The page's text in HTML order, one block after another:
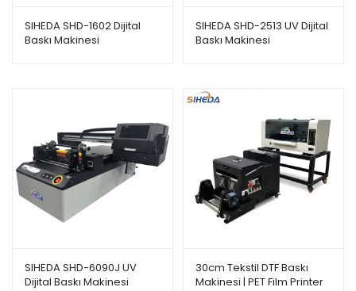
SIHEDA SHD-1602 Dijital
Baskı Makinesi
SIHEDA SHD-2513 UV Dijital
Baskı Makinesi
SIHEDA SHD-6090J UV
Dijital Baskı Makinesi
30cm Tekstil DTF Baskı
Makinesi | PET Film Printer